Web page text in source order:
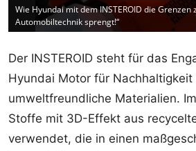
Wie Hyundai mit dem INSTEROID die
Automobiltechnik sprengt!“
Der INSTEROID steht für das
Hyundai Motor für
umweltfreundliche Materialien.
Stoffe mit 3D-Effekt aus
verwendet, die in einen